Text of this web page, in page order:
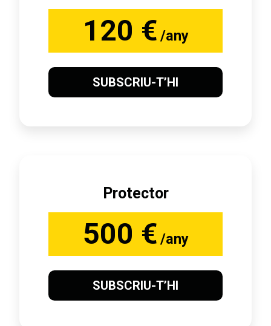
120 € /any
SUBSCRIU-T’HI
Protector
500 € /any
SUBSCRIU-T’HI